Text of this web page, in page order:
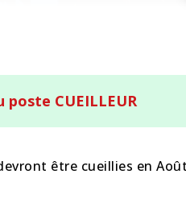
CUEILLEUR
être cueillies en